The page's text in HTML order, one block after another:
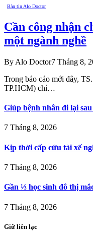
Bản tin Alo Doctor
Cần công nhận
một ngành nghề
By Alo Doctor7 Tháng 8,
Trong báo cáo mới đây,
TP.HCM) chỉ…
Giúp bệnh nhân đi lại
7 Tháng 8, 2026
Kịp thời cấp cứu tài xế
7 Tháng 8, 2026
Gần ⅓ học sinh đô thị
7 Tháng 8, 2026
Giữ liên lạc